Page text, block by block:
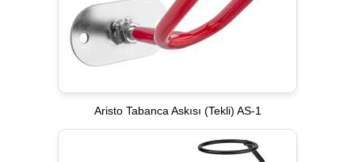
Aristo Tabanca Askısı (Tekli) AS-1